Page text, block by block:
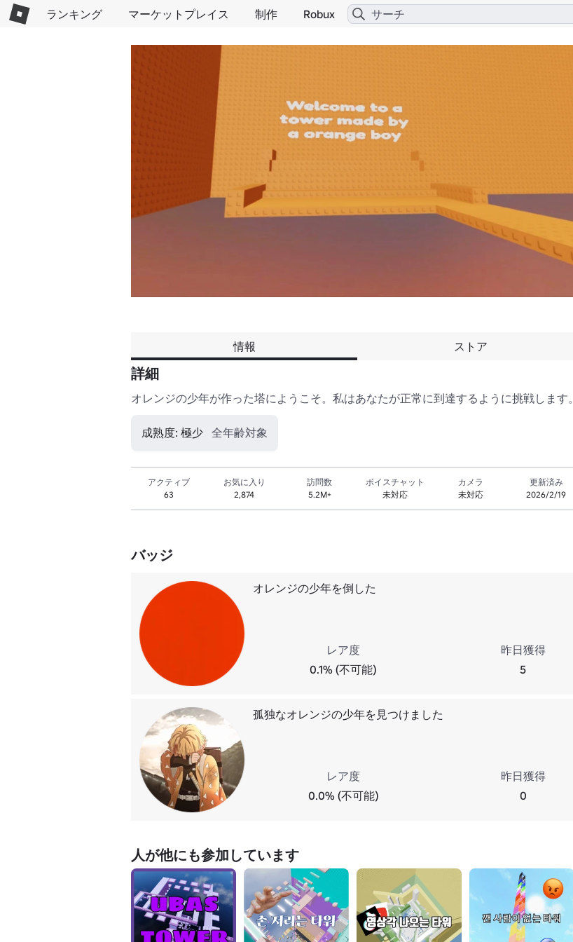
ランキング マーケットプレイス 制作 Robux
情報 ストア
詳細
オレンジの少年が作った塔にようこそ。私はあなたが正常に到達するように挑戦します。
成熟度: 極少 全年齢対象
アクティブ
63
お気に入り
2,874
訪問数
5.2M+
ボイスチャット
未対応
カメラ
未対応
更新済み
2026/2/19
バッジ
オレンジの少年を倒した
レア度
0.1% (不可能)
昨日獲得
5
孤独なオレンジの少年を見つけました
レア度
0.0% (不可能)
昨日獲得
0
人が他にも参加しています